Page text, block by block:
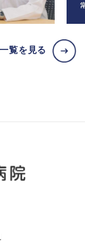
一覧を見る